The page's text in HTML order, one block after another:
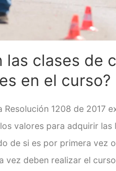
las clases de
en el curso?
Resolución 1208 de 2017
valores para adquirir
de si es por primera vez
vez deben realizar el